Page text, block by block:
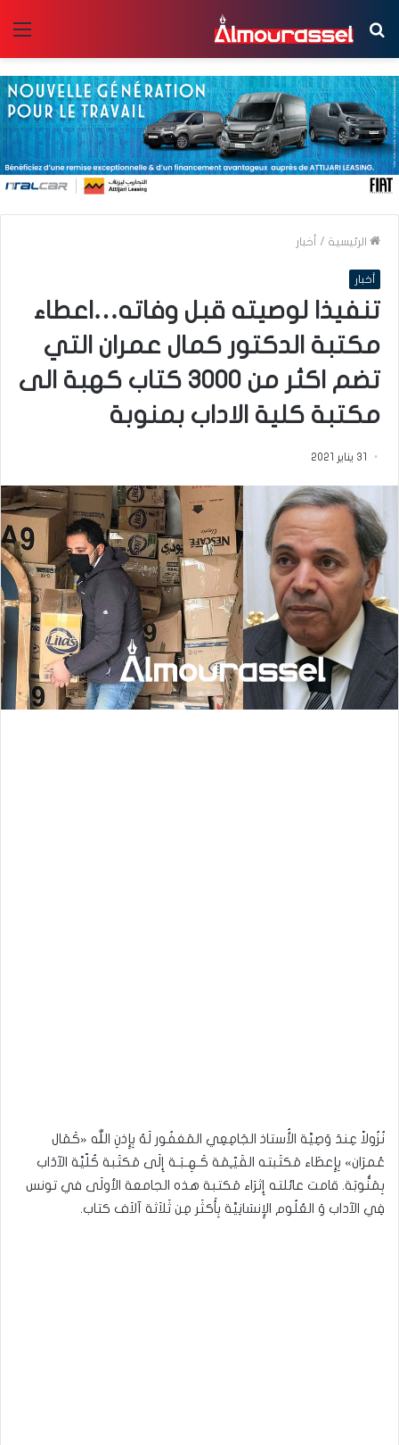
بحث
عن
الرئيسية / أخبار
أخبار
تنفيذا لوصيته قبل وفاته…اعطاء
مكتبة الدكتور كمال عمران التي
تضم اكثر من 3000 كتاب كهبة الى
مكتبة كلية الاداب بمنوبة
31 يناير 2021
نُزُولاً عِندَ وَصِيَّة الأُستاذ الجَامِعِي المَغفُور لَهُ بِإِذنِ اللّٰه «كَمَال
عُمرَان» بِإِعطَاء مَكتَبته القَيّـِمَة كَـهِـبَـة إِلَى مَكتَبة كُلّيَّة الآدَاب
بِمَنُّوبَة. قامت عائلته إِثرَاء مَكتبة هذه الجامعة الأولَى في تونس
فِي الآداب وَ العُلُوم الإِنسَانِيَّة بِأَكثَر مِن ثَلاَثة آلاَف كتاب.